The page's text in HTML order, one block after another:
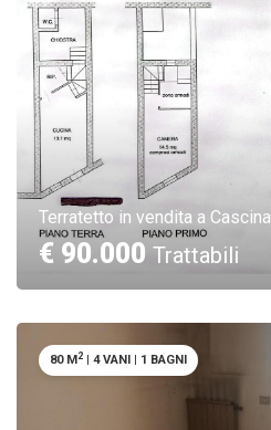
Terratetto in vendita a Cascina
€ 90.000 Trattabili
80 M2 | 4 VANI | 1 BAGNI